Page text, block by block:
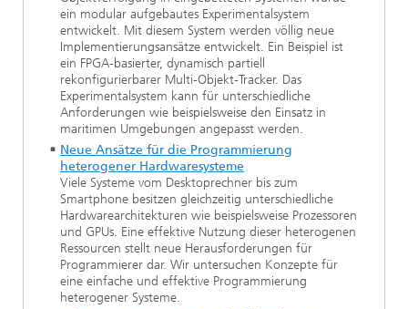
ein modular aufgebautes Experimentalsystem
entwickelt. Mit diesem System werden völlig neue
Implementierungsansätze entwickelt. Ein Beispiel ist
ein FPGA-basierter, dynamisch partiell
rekonfigurierbarer Multi-Objekt-Tracker. Das
Experimentalsystem kann für unterschiedliche
Anforderungen wie beispielsweise den Einsatz in
maritimen Umgebungen angepasst werden.
Neue Ansätze für die Programmierung
heterogener Hardwaresysteme
Viele Systeme vom Desktoprechner bis zum
Smartphone besitzen gleichzeitig unterschiedliche
Hardwarearchitekturen wie beispielsweise Prozessoren
und GPUs. Eine effektive Nutzung dieser heterogenen
Ressourcen stellt neue Herausforderungen für
Programmierer dar. Wir untersuchen Konzepte für
eine einfache und effektive Programmierung
heterogener Systeme.